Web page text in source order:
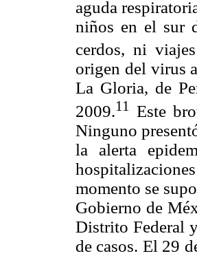
aguda
niños en el sur
cerdos, ni
origen del virus
La Gloria, de
2009.11
Este
Ninguno
la alerta
momento se
Gobierno de
Distrito Federal
de casos. El 29